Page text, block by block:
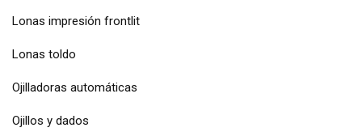
Lonas impresión frontlit
Lonas toldo
Ojilladoras automáticas
Ojillos y dados